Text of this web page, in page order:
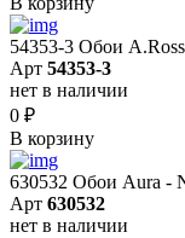
54353-3 Обои
Арт 54353-3
нет в наличии
0 ₽
В корзину
630532 Обои Aura -
Арт 630532
нет в наличии